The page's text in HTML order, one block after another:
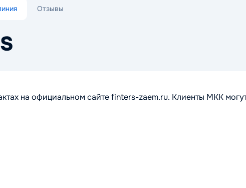
Отзывы
на официальном сайте finters-zaem.ru. Клиенты МКК